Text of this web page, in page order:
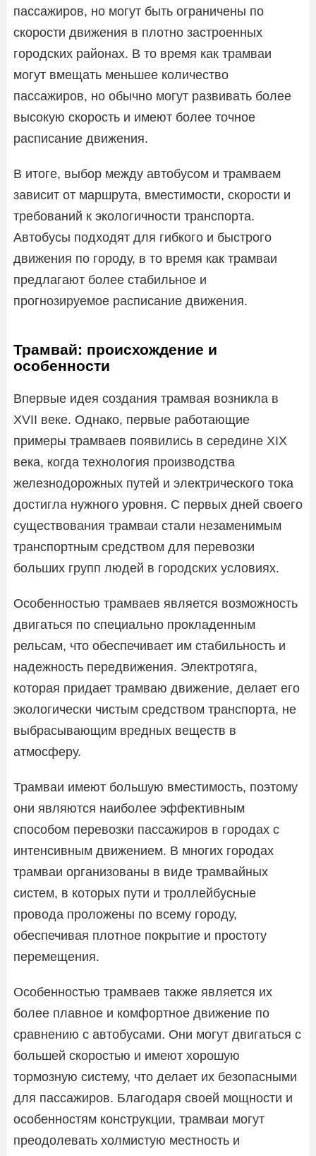
пассажиров, но могут быть ограничены по
скорости движения в плотно застроенных
городских районах. В то время как трамваи
могут вмещать меньшее количество
пассажиров, но обычно могут развивать более
высокую скорость и имеют более точное
расписание движения.
В итоге, выбор между автобусом и трамваем
зависит от маршрута, вместимости, скорости и
требований к экологичности транспорта.
Автобусы подходят для гибкого и быстрого
движения по городу, в то время как трамваи
предлагают более стабильное и
прогнозируемое расписание движения.
Трамвай: происхождение и
особенности
Впервые идея создания трамвая возникла в
XVII веке. Однако, первые работающие
примеры трамваев появились в середине XIX
века, когда технология производства
железнодорожных путей и электрического тока
достигла нужного уровня. С первых дней своего
существования трамваи стали незаменимым
транспортным средством для перевозки
больших групп людей в городских условиях.
Особенностью трамваев является возможность
двигаться по специально прокладенным
рельсам, что обеспечивает им стабильность и
надежность передвижения. Электротяга,
которая придает трамваю движение, делает его
экологически чистым средством транспорта, не
выбрасывающим вредных веществ в
атмосферу.
Трамваи имеют большую вместимость, поэтому
они являются наиболее эффективным
способом перевозки пассажиров в городах с
интенсивным движением. В многих городах
трамваи организованы в виде трамвайных
систем, в которых пути и троллейбусные
провода проложены по всему городу,
обеспечивая плотное покрытие и простоту
перемещения.
Особенностью трамваев также является их
более плавное и комфортное движение по
сравнению с автобусами. Они могут двигаться с
большей скоростью и имеют хорошую
тормозную систему, что делает их безопасными
для пассажиров. Благодаря своей мощности и
особенностям конструкции, трамваи могут
преодолевать холмистую местность и